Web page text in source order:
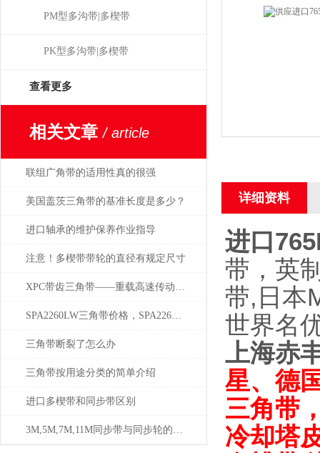
PM型多沟带|多楔带
PK型多沟带|多楔带
查看更多
相关文章/ article
联组广角带的适用性真的很强
美国盖茨三角带的基准长度是多少？
进口轴承的维护保养作业指导
注意！多楔带带轮的直径有规定尺寸
XPC带齿三角带——重载高速传动的工业巨擘
SPA2260LW三角带价格，SPA2260LW厂家三角带
三角带断裂了怎么办
三角带按用途分类的简单介绍
进口多楔带和同步带区别
3M,5M,7M,11M同步带与同步轮的全面解说
详细资料
进口
带，英
带,日本
世界名
上海赤
星、德
三角带
冷却塔